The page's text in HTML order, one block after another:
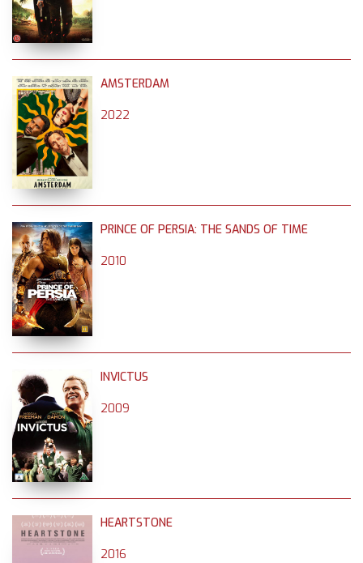
AMSTERDAM
2022
PRINCE OF PERSIA: THE SANDS OF TIME
2010
INVICTUS
2009
HEARTSTONE
2016